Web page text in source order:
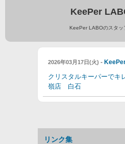
KeePer
KeePer LABOのスタッ
2026年03月17日(火) -
クリスタルキーパーで
嶺店 白石
リンク集